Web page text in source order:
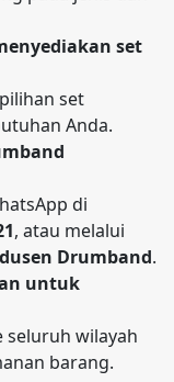
set
set
Anda.
di
, atau melalui
Drumband.
untuk
seluruh wilayah
barang.